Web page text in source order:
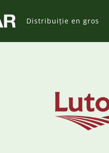
Distribuiție en gros